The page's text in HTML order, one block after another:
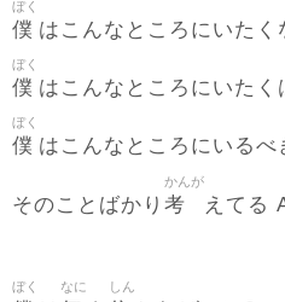
僕
ぼく
はこんなところにいたく
僕
ぼく
はこんなところにいたく
僕
ぼく
はこんなところにいるべ
そのことばかり 考
かんが
えてる
ぼく なに しん